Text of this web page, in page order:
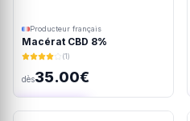
Producteur français
Macérat CBD 8%
(1)
dès35.00€
Ajout rapide